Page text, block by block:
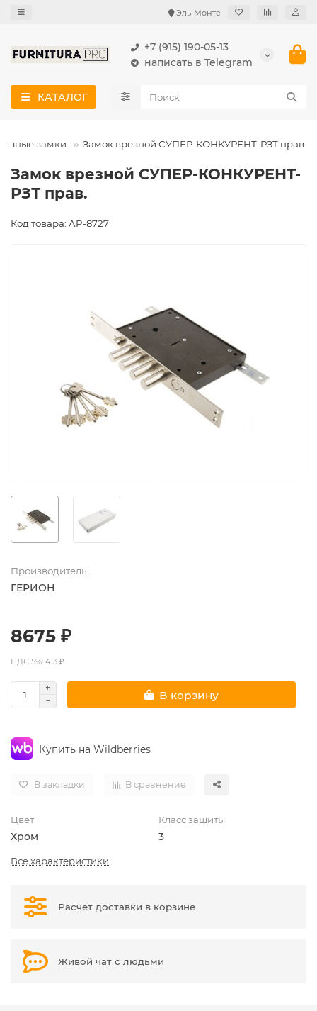
Эль-Монте
+7 (915) 190-05-13
написать в Telegram
КАТАЛОГ
замки Замок врезной СУПЕР-КОНКУРЕНТ-РЗТ прав.
Замок врезной СУПЕР-КОНКУРЕНТ-
РЗТ прав.
Код товара: AP-8727
Производитель
ГЕРИОН
8675 ₽
НДС 5%: 413 ₽
В корзину
Купить на Wildberries
В закладки В сравнение
Цвет
Хром
Класс защиты
3
Все характеристики
Расчет доставки в корзине
Живой чат с людьми